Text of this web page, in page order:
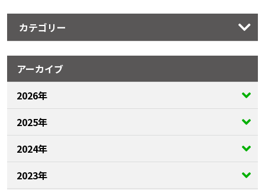
カテゴリー
アーカイブ
2026年
2025年
2024年
2023年